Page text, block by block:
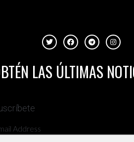
LAS ÚLTIMAS
Address